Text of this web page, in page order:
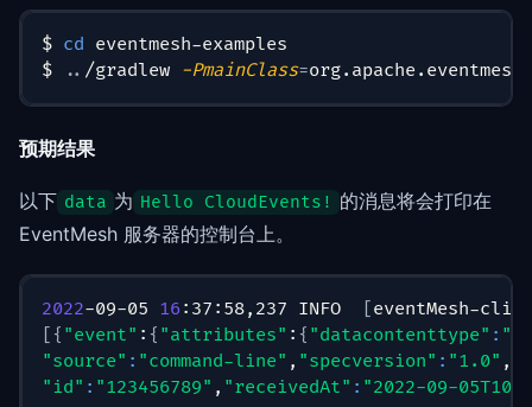
$ cd eventmesh-examples
$
.. /gradlew -PmainClass=
预期结果
以下 data 为 Hello CloudEvents! 的消息将会打印在
EventMesh 服务器的控制台上。
2022-09-05 16:37:58,237 INFO [eventMesh-
[{ "event" : { "attributes" : { "datacontenttype" :
"source" : "command-line" , "specversion" : "1.0" ,
"id" : "123456789" , "receivedAt" : "2022-09-